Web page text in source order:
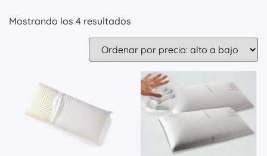
Mostrando los 4 resultados